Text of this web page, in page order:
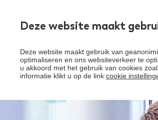
Deze website maakt
Deze website maakt gebruik van
optimaliseren en ons websiteverkeer te
u akkoord met het gebruik van cookies
informatie klikt u op de link cookie